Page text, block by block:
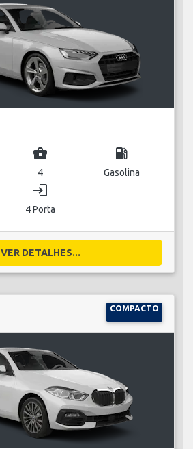
business_center
4
local_gas_station
Gasolina
login
4 Porta
VER DETALHES...
COMPACTO